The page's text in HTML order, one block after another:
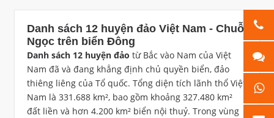
Danh sách 12 huyện đảo Việt Nam - Chuỗi
Ngọc trên biển Đông
Danh sách 12 huyện đảo từ Bắc vào Nam của Việt
Nam đã và đang khẳng định chủ quyền biển, đảo
thiêng liêng của Tổ quốc. Tổng diện tích lãnh thổ Việt
Nam là 331.688 km², bao gồm khoảng 327.480 km²
đất liền và hơn 4.200 km² biển nội thuỷ. Trong vùng